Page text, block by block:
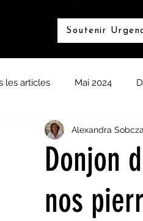
Soutenir
les articles Mai 2024
Juin 2023 Mai 2023
Juillet 2022
Donjon
nos
Alexandra